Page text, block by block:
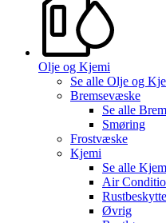
Olje og Kjemi
Se alle Olje og
Bremsevæske
Se alle
Smøring
Frostvæske
Kjemi
Se alle
Air
Øvrig